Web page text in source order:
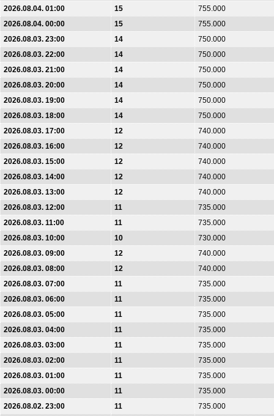
2026.08.04. 01:00
15
755.000
2026.08.04. 00:00
15
755.000
2026.08.03. 23:00
14
750.000
2026.08.03. 22:00
14
750.000
2026.08.03. 21:00
14
750.000
2026.08.03. 20:00
14
750.000
2026.08.03. 19:00
14
750.000
2026.08.03. 18:00
14
750.000
2026.08.03. 17:00
12
740.000
2026.08.03. 16:00
12
740.000
2026.08.03. 15:00
12
740.000
2026.08.03. 14:00
12
740.000
2026.08.03. 13:00
12
740.000
2026.08.03. 12:00
11
735.000
2026.08.03. 11:00
11
735.000
2026.08.03. 10:00
10
730.000
2026.08.03. 09:00
12
740.000
2026.08.03. 08:00
12
740.000
2026.08.03. 07:00
11
735.000
2026.08.03. 06:00
11
735.000
2026.08.03. 05:00
11
735.000
2026.08.03. 04:00
11
735.000
2026.08.03. 03:00
11
735.000
2026.08.03. 02:00
11
735.000
2026.08.03. 01:00
11
735.000
2026.08.03. 00:00
11
735.000
2026.08.02. 23:00
11
735.000